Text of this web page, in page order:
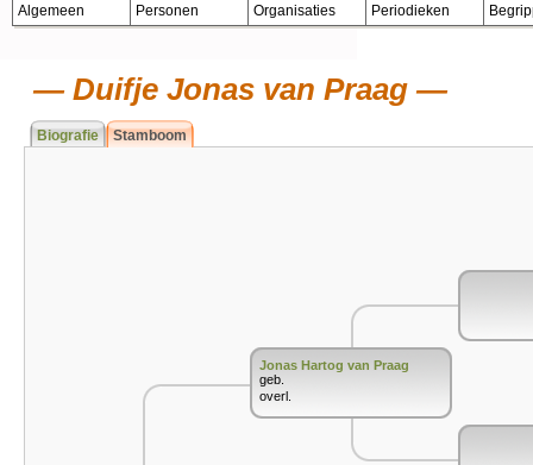
Algemeen Personen Organisaties Periodieken
Duifje Jonas van Praag
Biografie Stamboom
Jonas Hartog van Praag
geb.
overl.